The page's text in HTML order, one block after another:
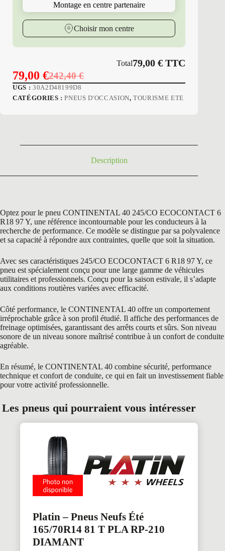
ECOCONTACT
Montage en centre partenaire
Choisir mon centre
Total79,00€ TTC
242,40€
Le
prix
79,00 €Le
prix
UGS : 30A2D48199D8
CATÉGORIES :PNEUS D'OCCASION,TOURISME ETE
Description
Optez pour le pneu CONTINENTAL 40 245/CO ECOCONTACT 6
R18 97 Y, une référence incontournable pour les conducteurs à la
recherche de performance. Ce modèle se distingue par sa polyvalence
et sa capacité à répondre aux contraintes, quelle que soit la situation.
Avec ses caractéristiques 245/CO ECOCONTACT 6 R18 97 Y, ce
pneu est spécialement conçu pour une large gamme de véhicules
utilitaires et professionnels. Conçu pour la saison estivale, il s’adapte
aux conditions routières variées avec efficacité.
Côté performance, le CONTINENTAL 40 offre un comportement
irréprochable grâce à son profil étudié. Il affiche des performances de
freinage optimisées, garantissant des arrêts courts et sûrs. Son niveau
sonore de un niveau sonore maîtrisé contribue à un confort de conduite
agréable.
En résumé, le CONTINENTAL 40 combine sécurité, performance
technique et confort de conduite, ce qui en fait un investissement fiable
pour votre activité professionnelle.
Les pneus qui pourraient vous intéresser
Platin – Pneus Neufs Été
165/70R14 81 T PLA RP-210
DIAMANT